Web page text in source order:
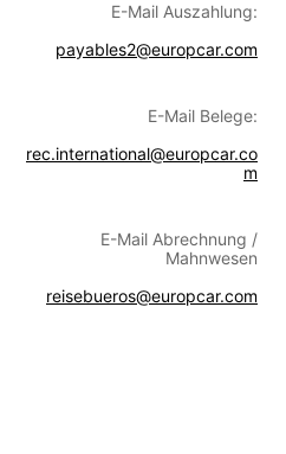
E-Mail Auszahlung:
payables2@europcar.com
E-Mail Belege:
rec.international@europcar.co
m
E-Mail Abrechnung /
Mahnwesen
reisebueros@europcar.com